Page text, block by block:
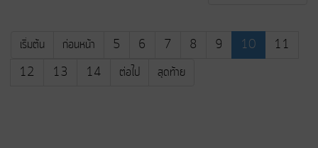
เริ่มต้น ก่อนหน้า 5 6 7 8 9 10
11
12
13 14 ต่อไป สุดท้าย